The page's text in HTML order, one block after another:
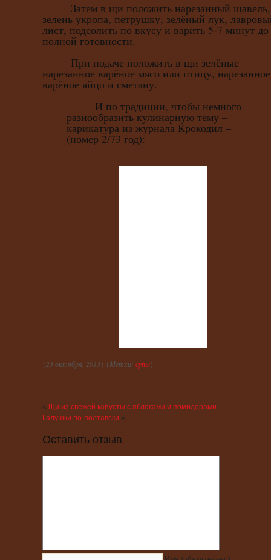
Затем в щи положить нарезанный щавель,
зелень укропа, петрушку, зелёный лук,
лист, подсолить по вкусу и варить 5-7 минут до
полной готовности.
При подаче положить в щи зелёные
нарезанное варёное мясо или птицу, нарезанное
варёное яйцо и сметану.
И по традиции, чтобы немного
разнообразить кулинарную тему –
карикатура из журнала Крокодил –
(номер 2/73 год):
{23 октября, 2013} {Метки: супы}
« Щи из свежей капусты с яблоками и помидорами
Галушки по-полтавски »
Оставить отзыв